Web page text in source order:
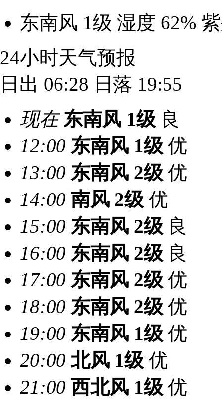
东南风 1级 湿度 62%
24小时天气预报
日出 06:28 日落 19:55
现在 东南风 1级 良
12:00 东南风 1级 优
13:00 东南风 2级 优
14:00 南风 2级 优
15:00 东南风 2级 良
16:00 东南风 2级 良
17:00 东南风 2级 优
18:00 东南风 2级 优
19:00 东南风 1级 优
20:00 北风 1级 优
21:00 西北风 1级 优